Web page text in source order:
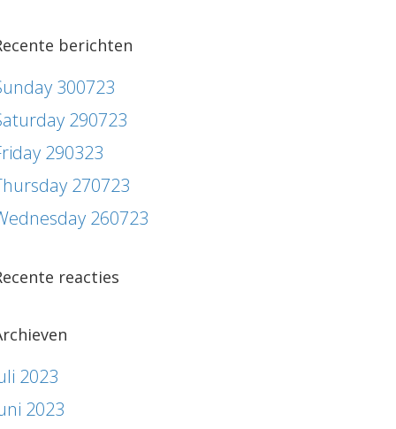
berichten
300723
290723
290323
270723
260723
reacties
2023
2023